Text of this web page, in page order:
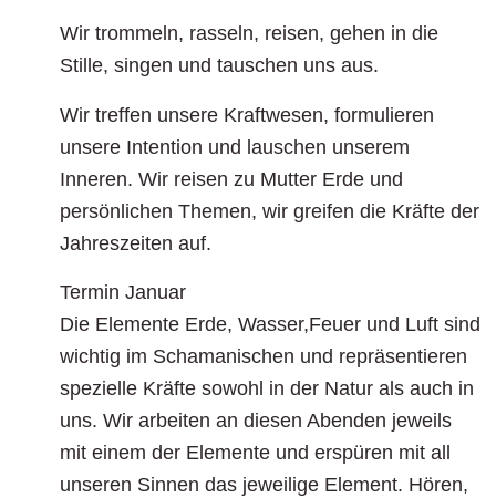
Wir trommeln, rasseln, reisen, gehen in die
Stille, singen und tauschen uns aus.
Wir treffen unsere Kraftwesen, formulieren
unsere Intention und lauschen unserem
Inneren. Wir reisen zu Mutter Erde und
persönlichen Themen, wir greifen die Kräfte der
Jahreszeiten auf.
Termin Januar
Die Elemente Erde, Wasser,Feuer und Luft sind
wichtig im Schamanischen und repräsentieren
spezielle Kräfte sowohl in der Natur als auch in
uns. Wir arbeiten an diesen Abenden jeweils
mit einem der Elemente und erspüren mit all
unseren Sinnen das jeweilige Element. Hören,